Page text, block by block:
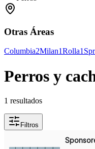
Otras Áreas
Columbia2Milan1Rolla1
Perros y
1 resultados
Filtros